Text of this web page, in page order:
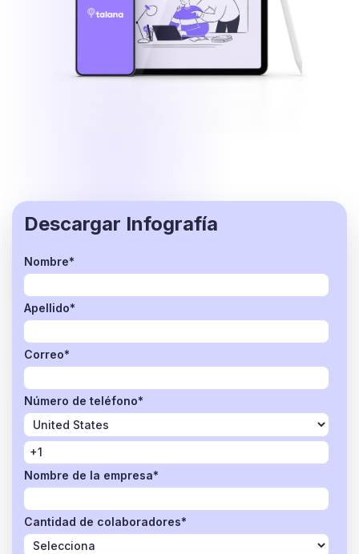
Descargar Infografía
Nombre*
Apellido*
Correo*
Número de teléfono*
Nombre de la empresa*
Cantidad de colaboradores*